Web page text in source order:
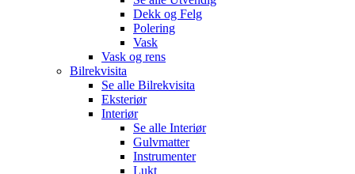
Dekk og Felg
Polering
Vask
Vask og rens
Bilrekvisita
Se alle Bilrekvisita
Eksteriør
Interiør
Se alle Interiør
Gulvmatter
Instrumenter
Lukt